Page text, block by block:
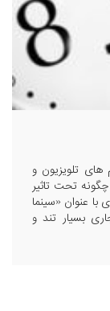
تلویزیون و
تحت تاثیر
با عنوان «سینما
بسیار تند و